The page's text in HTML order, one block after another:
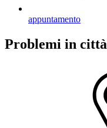
appuntamento
Problemi in città